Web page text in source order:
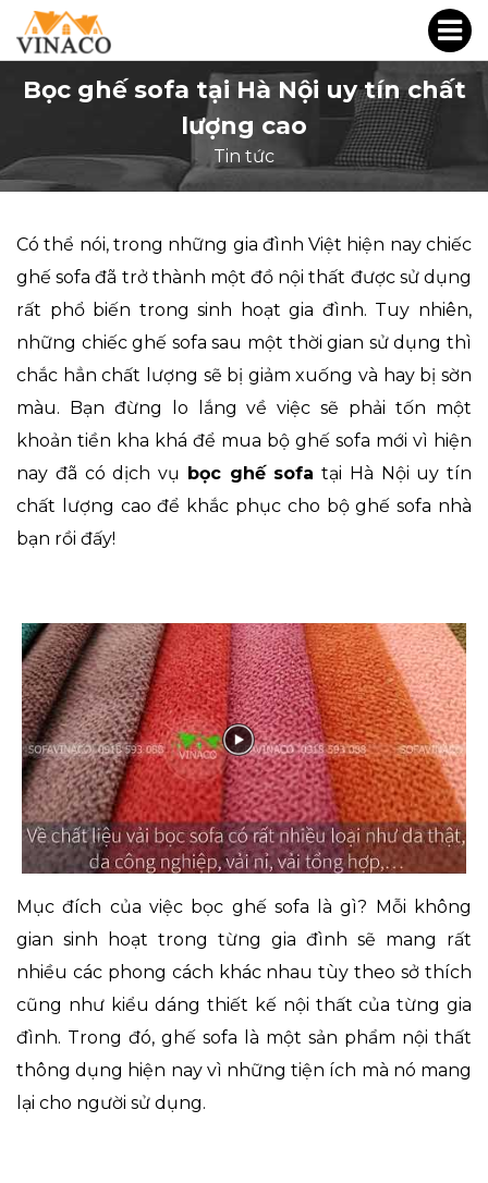
Bọc ghế sofa tại Hà Nội uy tín chất
lượng cao
Tin tức
Có thể nói, trong những gia đình Việt hiện nay chiếc
ghế sofa đã trở thành một đồ nội thất được sử dụng
rất phổ biến trong sinh hoạt gia đình. Tuy nhiên,
những chiếc ghế sofa sau một thời gian sử dụng thì
chắc hẳn chất lượng sẽ bị giảm xuống và hay bị sờn
màu. Bạn đừng lo lắng về việc sẽ phải tốn một
khoản tiền kha khá để mua bộ ghế sofa mới vì hiện
nay đã có dịch vụ bọc ghế sofa tại Hà Nội uy tín
chất lượng cao để khắc phục cho bộ ghế sofa nhà
bạn rồi đấy!
Mục đích của việc bọc ghế sofa là gì? Mỗi không
gian sinh hoạt trong từng gia đình sẽ mang rất
nhiều các phong cách khác nhau tùy theo sở thích
cũng như kiểu dáng thiết kế nội thất của từng gia
đình. Trong đó, ghế sofa là một sản phẩm nội thất
thông dụng hiện nay vì những tiện ích mà nó mang
lại cho người sử dụng.